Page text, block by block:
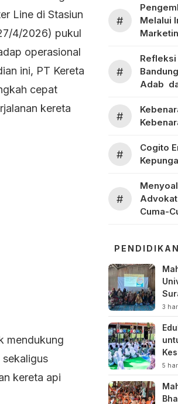
Line di Stasiun
4/2026) pukul
operasional
ini, PT Kereta
cepat
kereta
mendukung
kereta api
#
Melalui
Salon
Timur
#
Refleksi
Adab
#
#
Cogito
#
Advokat
Cuma-
PENDIDIKAN
3
5